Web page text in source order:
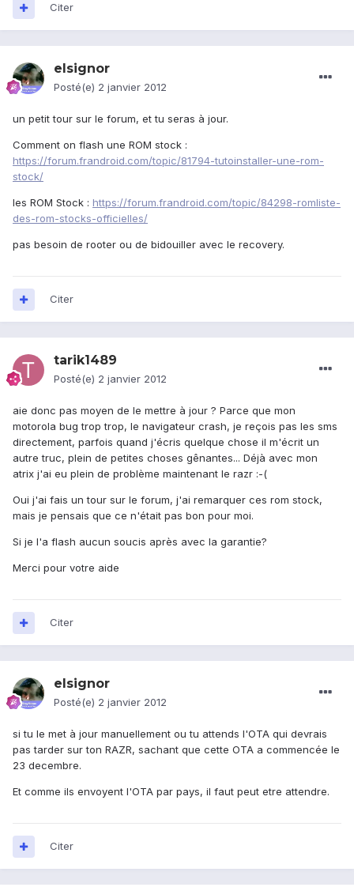
Citer
elsignor
Posté(e) 2 janvier 2012
un petit tour sur le forum, et tu seras à jour.
Comment on flash une ROM stock :
https://forum.frandroid.com/topic/81794-tutoinstaller-une-rom-
stock/
les ROM Stock : https://forum.frandroid.com/topic/84298-romliste-
des-rom-stocks-officielles/
pas besoin de rooter ou de bidouiller avec le recovery.
Citer
tarik1489
Posté(e) 2 janvier 2012
aie donc pas moyen de le mettre à jour ? Parce que mon
motorola bug trop trop, le navigateur crash, je reçois pas les sms
directement, parfois quand j'écris quelque chose il m'écrit un
autre truc, plein de petites choses gênantes... Déjà avec mon
atrix j'ai eu plein de problème maintenant le razr :-(
Oui j'ai fais un tour sur le forum, j'ai remarquer ces rom stock,
mais je pensais que ce n'était pas bon pour moi.
Si je l'a flash aucun soucis après avec la garantie?
Merci pour votre aide
Citer
elsignor
Posté(e) 2 janvier 2012
si tu le met à jour manuellement ou tu attends l'OTA qui devrais
pas tarder sur ton RAZR, sachant que cette OTA a commencée le
23 decembre.
Et comme ils envoyent l'OTA par pays, il faut peut etre attendre.
Citer